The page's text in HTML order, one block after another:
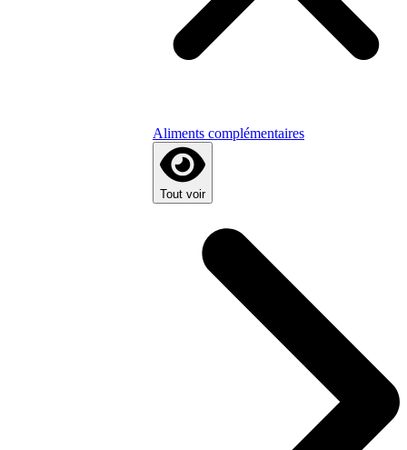
Aliments complémentaires
Tout voir